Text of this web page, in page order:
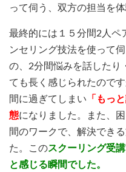
って伺う、双方の担当を体
最終的には１５分間2人ペ
ンセリング技法を使って
の、2分間悩みを話したり
ても長く感じられたので
間に過ぎてしまい 「もっ
態になりました。また、
間のワークで、解決でき
た。このスクーリング受
と感じる瞬間でした。